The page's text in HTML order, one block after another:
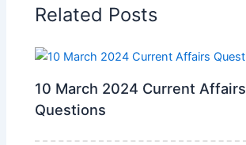
Related Posts
10 March 2024 Current Affairs
Questions